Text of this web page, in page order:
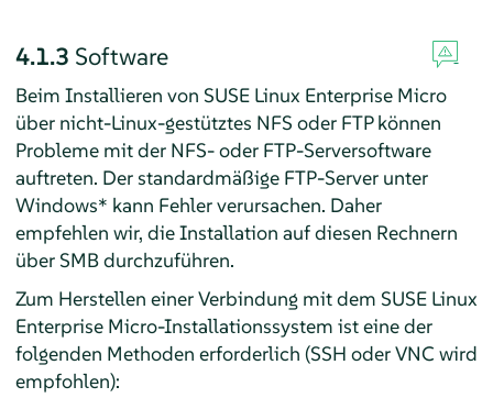
4.1.3 Software
Beim Installieren von SUSE Linux Enterprise Micro
über nicht-Linux-gestütztes NFS oder FTP können
Probleme mit der NFS- oder FTP-Serversoftware
auftreten. Der standardmäßige FTP-Server unter
Windows* kann Fehler verursachen. Daher
empfehlen wir, die Installation auf diesen Rechnern
über SMB durchzuführen.
Zum Herstellen einer Verbindung mit dem SUSE Linux
Enterprise Micro-Installationssystem ist eine der
folgenden Methoden erforderlich (SSH oder VNC wird
empfohlen):